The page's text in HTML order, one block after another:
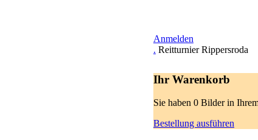
Anmelden
. Reitturnier Rippersroda
Ihr Warenkorb
Sie haben 0 Bilder in
Bestellung ausführen